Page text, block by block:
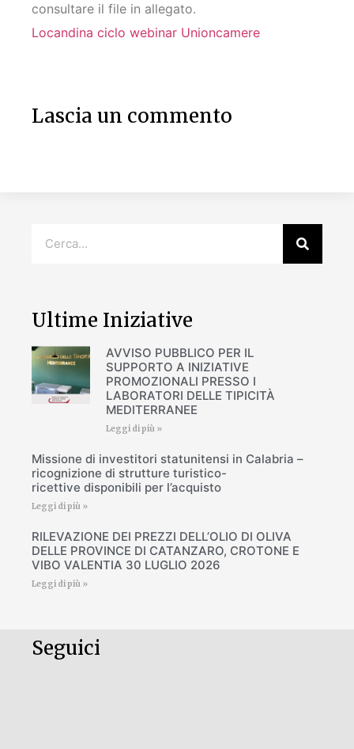
consultare il file in allegato.
Locandina ciclo webinar Unioncamere
Lascia un commento
Ultime Iniziative
AVVISO PUBBLICO PER IL
SUPPORTO A INIZIATIVE
PROMOZIONALI PRESSO I
LABORATORI DELLE TIPICITÀ
MEDITERRANEE
Leggi di più »
Missione di investitori statunitensi in Calabria –
ricognizione di strutture turistico-
ricettive disponibili per l’acquisto
Leggi di più »
RILEVAZIONE DEI PREZZI DELL’OLIO DI OLIVA
DELLE PROVINCE DI CATANZARO, CROTONE E
VIBO VALENTIA 30 LUGLIO 2026
Leggi di più »
Seguici